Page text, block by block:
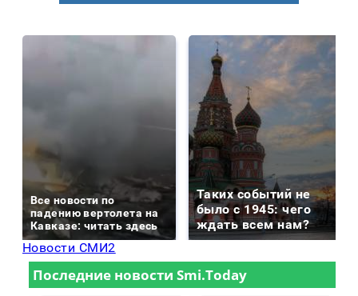
Все новости по
падению вертолета на
Кавказе: читать здесь
Таких событий не
было с 1945: чего
ждать всем нам?
Новости СМИ2